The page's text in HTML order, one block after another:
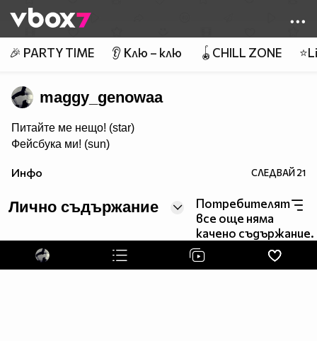
👾
🎉 PARTY TIME 👂 Клю – клю 🪀CHILL ZONE
maggy_genowaa
Питайте ме нещо! (star)
Фейсбука ми! (sun)
Инфо СЛЕДВАЙ21
Лично съдържание
Потребителят
все още няма
качено съдържание.